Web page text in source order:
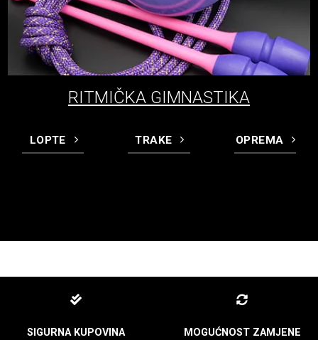
RITMIČKA GIMNASTIKA
LOPTE TRAKE OPREMA
SIGURNA KUPOVINA MOGUĆNOST ZAMJENE